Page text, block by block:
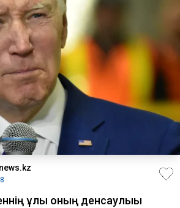
ұлы оның денсаулығы